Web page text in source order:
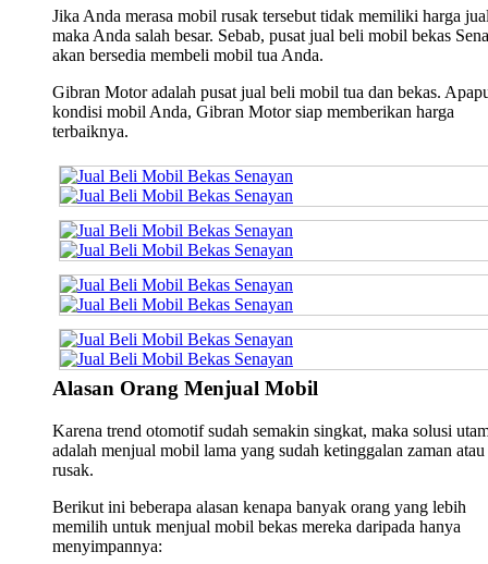
Jika Anda merasa mobil rusak tersebut tidak memiliki harga
maka Anda salah besar. Sebab, pusat jual beli mobil bekas
akan bersedia membeli mobil tua Anda.
Gibran Motor adalah pusat jual beli mobil tua dan bekas.
kondisi mobil Anda, Gibran Motor siap memberikan harga
terbaiknya.
Alasan Orang Menjual Mobil
Karena trend otomotif sudah semakin singkat, maka solusi
adalah menjual mobil lama yang sudah ketinggalan zaman atau
rusak.
Berikut ini beberapa alasan kenapa banyak orang yang lebih
memilih untuk menjual mobil bekas mereka daripada hanya
menyimpannya: